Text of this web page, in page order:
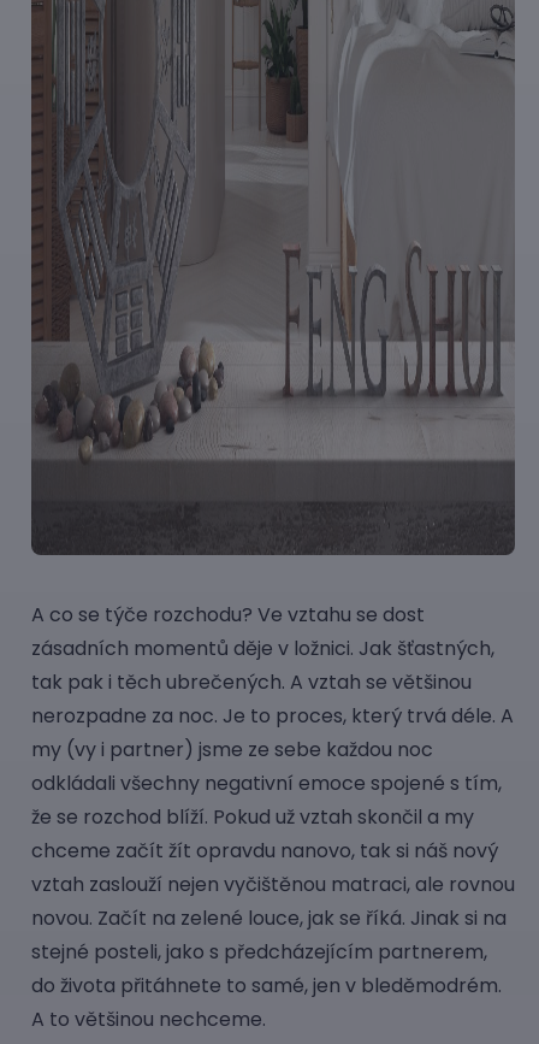
A co se týče rozchodu? Ve vztahu se dost
zásadních momentů děje v ložnici. Jak šťastných,
tak pak i těch ubrečených. A vztah se většinou
nerozpadne za noc. Je to proces, který trvá déle. A
my (vy i partner) jsme ze sebe každou noc
odkládali všechny negativní emoce spojené s tím,
že se rozchod blíží. Pokud už vztah skončil a my
chceme začít žít opravdu nanovo, tak si náš nový
vztah zaslouží nejen vyčištěnou matraci, ale rovnou
novou. Začít na zelené louce, jak se říká. Jinak si na
stejné posteli, jako s předcházejícím partnerem,
do života přitáhnete to samé, jen v bleděmodrém.
A to většinou nechceme.